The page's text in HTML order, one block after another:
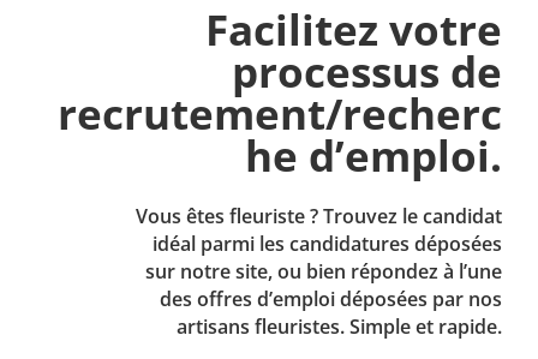
Facilitez votre
processus de
recrutement/recherc
he d’emploi.
Vous êtes fleuriste ? Trouvez le candidat
idéal parmi les candidatures déposées
sur notre site, ou bien répondez à l’une
des offres d’emploi déposées par nos
artisans fleuristes. Simple et rapide.